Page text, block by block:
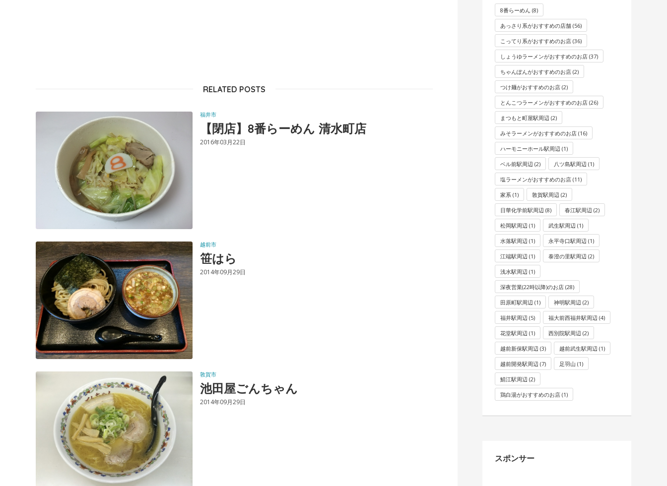
RELATED POSTS
福井市
【閉店】8番らーめん 清水町店
2016年03月22日
越前市
笹はら
2014年09月29日
敦賀市
池田屋ごんちゃん
2014年09月29日
8番らーめん (8)
あっさり系がおすすめの店舗 (56)
こってり系がおすすめのお店 (36)
しょうゆラーメンがおすすめのお店 (37)
ちゃんぽんがおすすめのお店 (2)
つけ麺がおすすめのお店 (2)
とんこつラーメンがおすすめのお店 (26)
まつもと町屋駅周辺 (2)
みそラーメンがおすすめのお店 (16)
ハーモニーホール駅周辺 (1)
ベル前駅周辺 (2) 八ツ島駅周辺 (1)
塩ラーメンがおすすめのお店 (11)
家系 (1) 敦賀駅周辺 (2)
日華化学前駅周辺 (8) 春江駅周辺 (2)
松岡駅周辺 (1) 武生駅周辺 (1)
水落駅周辺 (1) 永平寺口駅周辺 (1)
江端駅周辺 (1) 泰澄の里駅周辺 (2)
浅水駅周辺 (1)
深夜営業(22時以降)のお店 (28)
田原町駅周辺 (1) 神明駅周辺 (2)
福井駅周辺 (5) 福大前西福井駅周辺 (4)
花堂駅周辺 (1) 西別院駅周辺 (2)
越前新保駅周辺 (3) 越前武生駅周辺 (1)
越前開発駅周辺 (7) 足羽山 (1)
鯖江駅周辺 (2)
鶏白湯がおすすめのお店 (1)
スポンサー